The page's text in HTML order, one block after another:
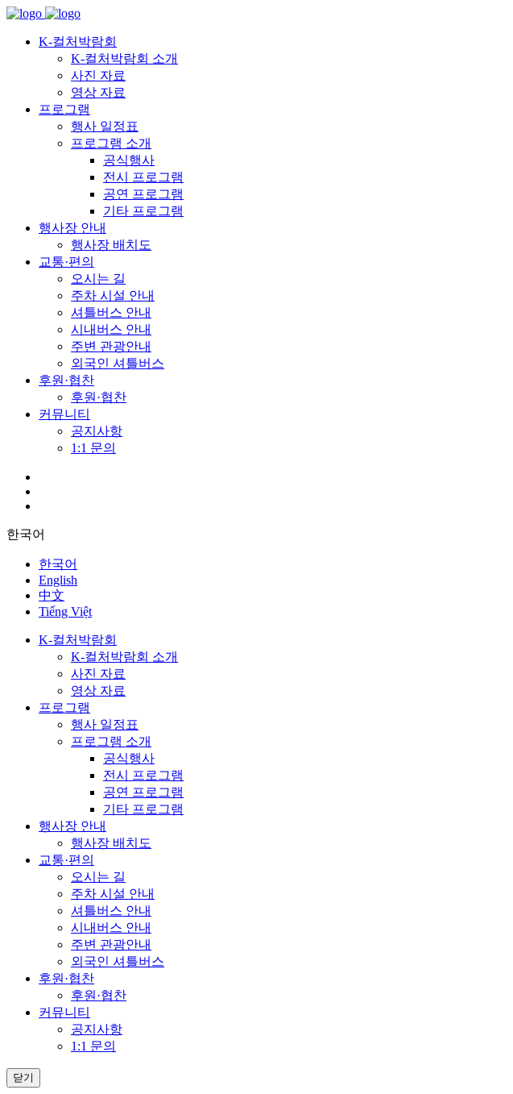
K-컬처박람회
K-컬처박람회 소개
사진 자료
영상 자료
프로그램
행사 일정표
프로그램 소개
공식행사
전시 프로그램
공연 프로그램
기타 프로그램
행사장 안내
행사장 배치도
교통·편의
오시는 길
주차 시설 안내
셔틀버스 안내
시내버스 안내
주변 관광안내
외국인 셔틀버스
후원·협찬
후원·협찬
커뮤니티
공지사항
1:1 문의
한국어
한국어
English
中文
Tiếng Việt
K-컬처박람회
K-컬처박람회 소개
사진 자료
영상 자료
프로그램
행사 일정표
프로그램 소개
공식행사
전시 프로그램
공연 프로그램
기타 프로그램
행사장 안내
행사장 배치도
교통·편의
오시는 길
주차 시설 안내
셔틀버스 안내
시내버스 안내
주변 관광안내
외국인 셔틀버스
후원·협찬
후원·협찬
커뮤니티
공지사항
1:1 문의
닫기